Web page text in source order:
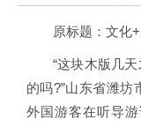
原标题：文化
“这块木版几
的吗?”山东省潍坊
外国游客在听导